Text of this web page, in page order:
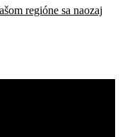
regióne sa naozaj